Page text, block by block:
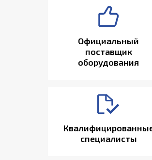
Официальный
поставщик
оборудования
специалисты